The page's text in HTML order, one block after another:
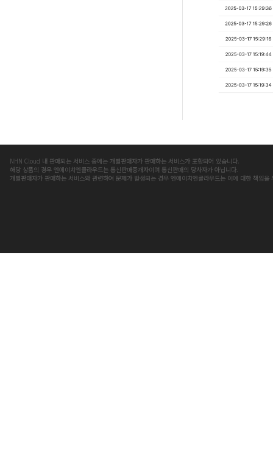
NHN Cloud 내 판매되는 서비스 중에는 개별판매자가 판매하는 서비스가 포함되어 있습니다.
해당 상품의 경우 엔에이치엔클라우드는 통신판매중개자이며 통신판매의 당사자가 아닙니다.
개별판매자가 판매하는 서비스와 관련하여 문제가 발생되는 경우 엔에이치엔클라우드는 이에 대한 책임을